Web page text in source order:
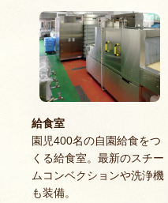
給食室
園児400名の自園給食をつ
くる給食室。最新のスチー
ムコンベクションや洗浄機
も装備。